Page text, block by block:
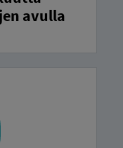
avulla